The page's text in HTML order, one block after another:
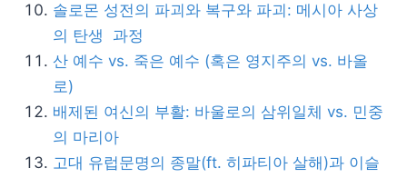
솔로몬 성전의 파괴와 복구와 파괴: 메시아 사상
의 탄생 과정
산 예수 vs. 죽은 예수 (혹은 영지주의 vs. 바올
로)
배제된 여신의 부활: 바울로의 삼위일체 vs. 민중
의 마리아
고대 유럽문명의 종말(ft. 히파티아 살해)과 이슬